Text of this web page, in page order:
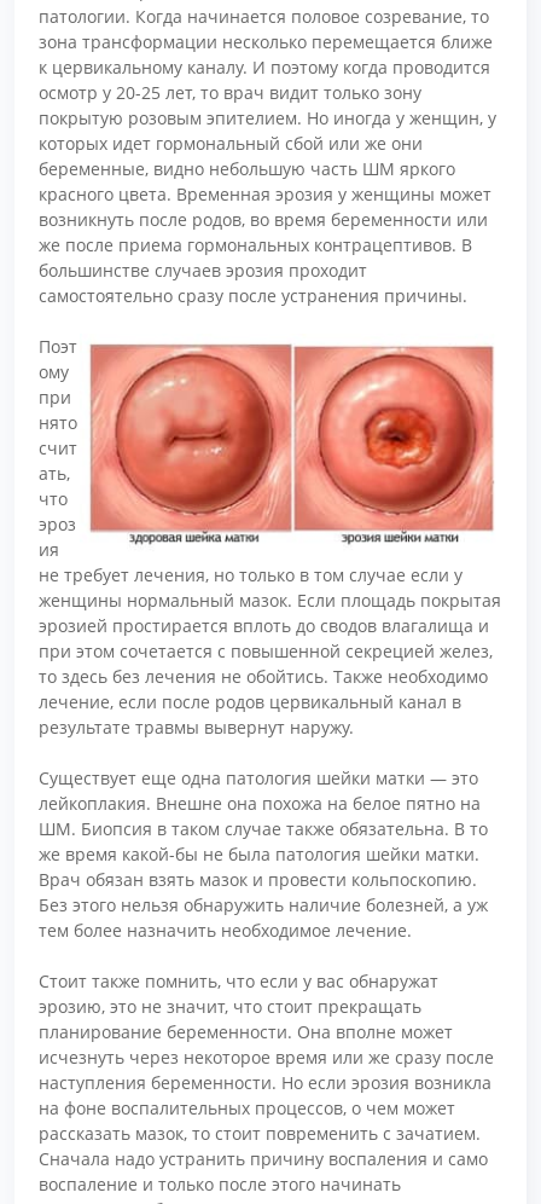
патологии. Когда начинается половое созревание, то
зона трансформации несколько перемещается ближе
к цервикальному каналу. И поэтому когда проводится
осмотр у 20-25 лет, то врач видит только зону
покрытую розовым эпителием. Но иногда у женщин, у
которых идет гормональный сбой или же они
беременные, видно небольшую часть ШМ яркого
красного цвета. Временная эрозия у женщины может
возникнуть после родов, во время беременности или
же после приема гормональных контрацептивов. В
большинстве случаев эрозия проходит
самостоятельно сразу после устранения причины.
Поэт
ому
при
нято
счит
ать,
что
эроз
ия
не требует лечения, но только в том случае если у
женщины нормальный мазок. Если площадь покрытая
эрозией простирается вплоть до сводов влагалища и
при этом сочетается с повышенной секрецией желез,
то здесь без лечения не обойтись. Также необходимо
лечение, если после родов цервикальный канал в
результате травмы вывернут наружу.
Существует еще одна патология шейки матки — это
лейкоплакия. Внешне она похожа на белое пятно на
ШМ. Биопсия в таком случае также обязательна. В то
же время какой-бы не была патология шейки матки.
Врач обязан взять мазок и провести кольпоскопию.
Без этого нельзя обнаружить наличие болезней, а уж
тем более назначить необходимое лечение.
Стоит также помнить, что если у вас обнаружат
эрозию, это не значит, что стоит прекращать
планирование беременности. Она вполне может
исчезнуть через некоторое время или же сразу после
наступления беременности. Но если эрозия возникла
на фоне воспалительных процессов, о чем может
рассказать мазок, то стоит повременить с зачатием.
Сначала надо устранить причину воспаления и само
воспаление и только после этого начинать